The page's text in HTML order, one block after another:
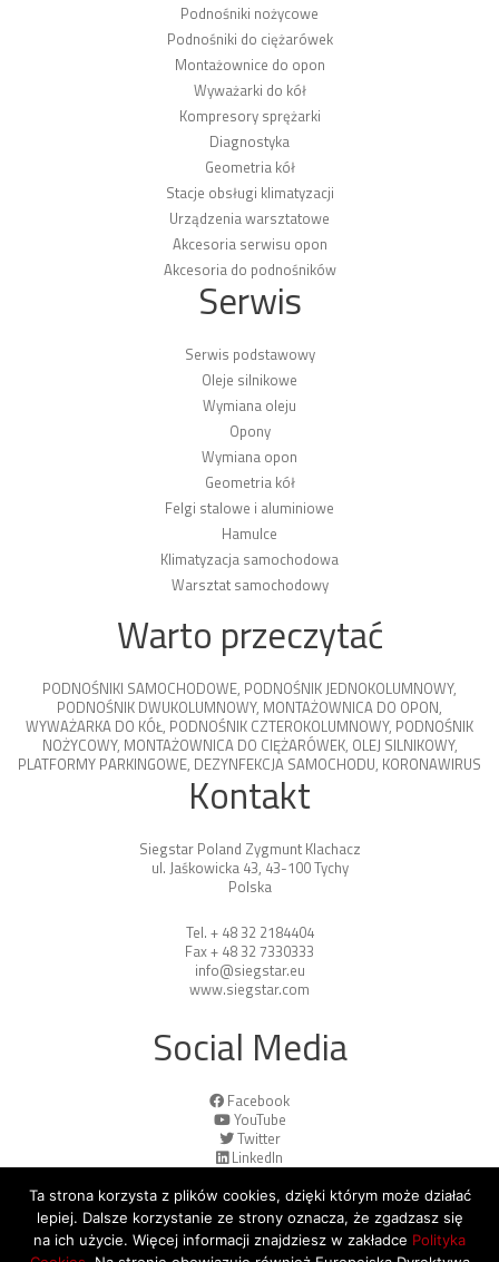
Podnośniki nożycowe
Podnośniki do ciężarówek
Montażownice do opon
Wyważarki do kół
Kompresory sprężarki
Diagnostyka
Geometria kół
Stacje obsługi klimatyzacji
Urządzenia warsztatowe
Akcesoria serwisu opon
Akcesoria do podnośników
Serwis
Serwis podstawowy
Oleje silnikowe
Wymiana oleju
Opony
Wymiana opon
Geometria kół
Felgi stalowe i aluminiowe
Hamulce
Klimatyzacja samochodowa
Warsztat samochodowy
Warto przeczytać
PODNOŚNIKI SAMOCHODOWE, PODNOŚNIK JEDNOKOLUMNOWY,
PODNOŚNIK DWUKOLUMNOWY, MONTAŻOWNICA DO OPON,
WYWAŻARKA DO KÓŁ, PODNOŚNIK CZTEROKOLUMNOWY, PODNOŚNIK
NOŻYCOWY, MONTAŻOWNICA DO CIĘŻARÓWEK, OLEJ SILNIKOWY,
PLATFORMY PARKINGOWE, DEZYNFEKCJA SAMOCHODU, KORONAWIRUS
Kontakt
Siegstar Poland Zygmunt Klachacz
ul. Jaśkowicka 43, 43-100 Tychy
Polska
Tel. + 48 32 2184404
Fax + 48 32 7330333
info@siegstar.eu
www.siegstar.com
Social Media
Facebook
YouTube
Twitter
LinkedIn
Ta strona korzysta z plików cookies, dzięki którym może działać
lepiej. Dalsze korzystanie ze strony oznacza, że zgadzasz się
na ich użycie. Więcej informacji znajdziesz w zakładce Polityka